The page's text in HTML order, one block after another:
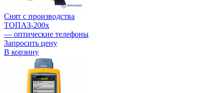
Снят с производства
ТОПАЗ-200х
— оптические телефоны
Запросить цену
В корзину